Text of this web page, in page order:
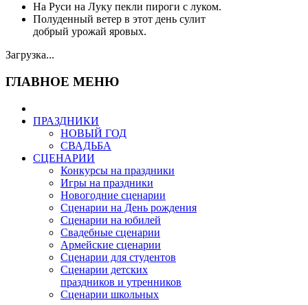
На Руси на Луку пекли пироги с луком.
Полуденный ветер в этот день сулит
добрый урожай яровых.
Загрузка...
ГЛАВНОЕ МЕНЮ
ПРАЗДНИКИ
НОВЫЙ ГОД
СВАДЬБА
СЦЕНАРИИ
Конкурсы на праздники
Игры на праздники
Новогодние сценарии
Сценарии на День рождения
Сценарии на юбилей
Свадебные сценарии
Армейские сценарии
Сценарии для студентов
Сценарии детских
праздников и утренников
Сценарии школьных